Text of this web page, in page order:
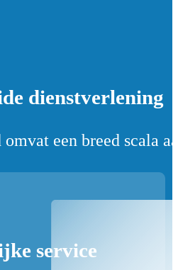
dienstverlening
omvat een breed scala
service